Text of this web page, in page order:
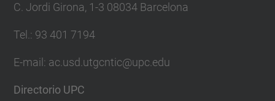
C. Jordi Girona, 1-3 08034 Barcelona
Tel.: 93 401 7194
E-mail: ac.usd.utgcntic@upc.edu
Directorio UPC